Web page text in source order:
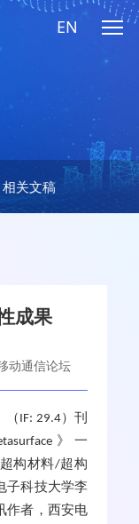
EN
相关文稿
成果
动通信论坛
（ IF: 29.4）刊
》一
构材料/超构
子科技大学李
作者，西安电